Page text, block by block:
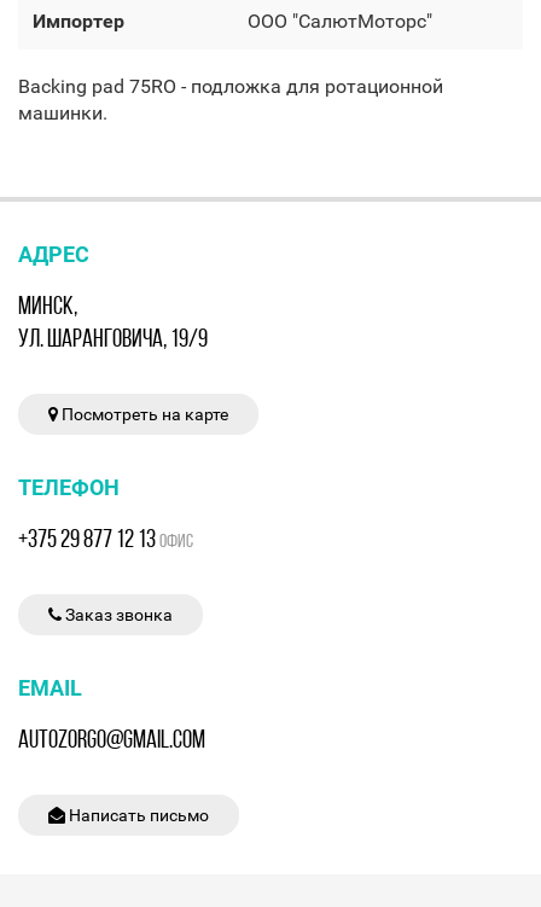
Импортер OOO "СалютМоторс"
Backing pad 75RO - подложка для ротационной
машинки.
АДРЕС
МИНСК,
УЛ. ШАРАНГОВИЧА, 19/9
Посмотреть на карте
ТЕЛЕФОН
+375 29 877 12 13ОФИС
Заказ звонка
EMAIL
AUTOZORGO@GMAIL.COM
Написать письмо